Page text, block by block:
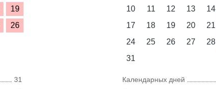
19
26
31
10
11 12 13 14
17
18 19 20 21
24
25 26 27 28
31
Календарных дней